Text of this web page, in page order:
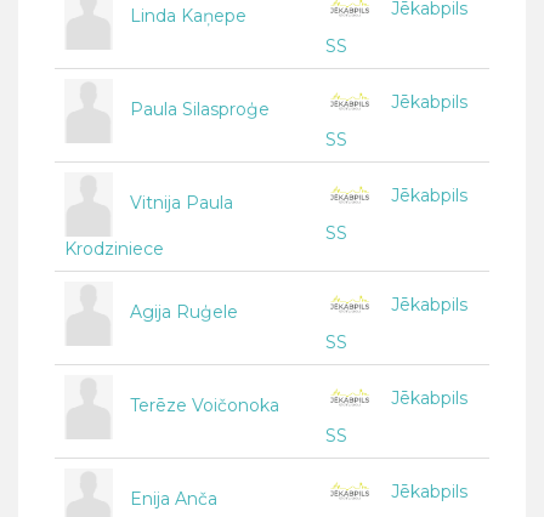
Linda Kaņepe
Jēkabpils
SS
Paula Silasproģe
Jēkabpils
SS
Vitnija Paula
Krodziniece
Jēkabpils
SS
Agija Ruģele
Jēkabpils
SS
Terēze Voičonoka
Jēkabpils
SS
Enija Anča
Jēkabpils